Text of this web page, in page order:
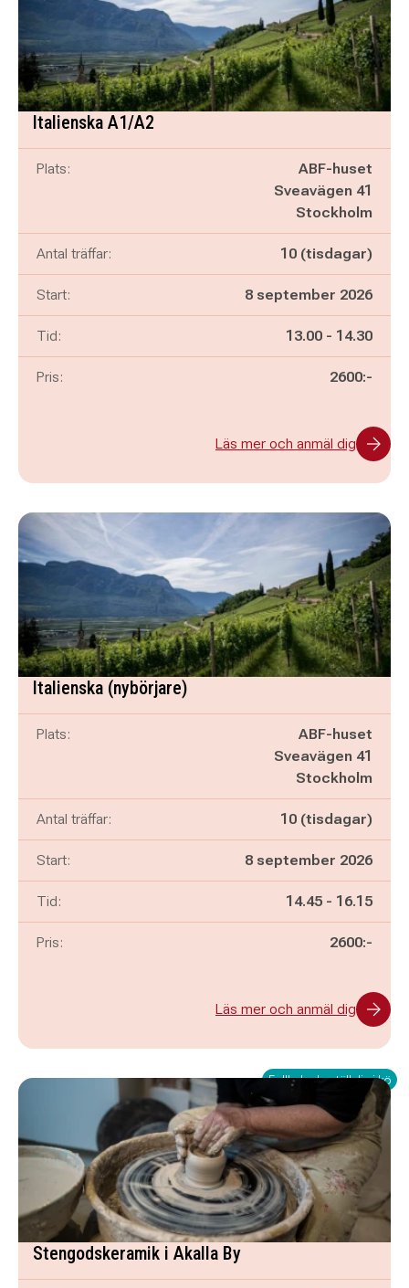
Italienska A1/A2
Plats:
ABF-huset
Sveavägen 41
Stockholm
Antal träffar: 10 (tisdagar)
Start: 8 september 2026
Tid: Pågår mellan
13.00 - och
14.30
Pris: 2600:-
Läs mer och anmäl dig
Italienska (nybörjare)
Plats:
ABF-huset
Sveavägen 41
Stockholm
Antal träffar: 10 (tisdagar)
Start: 8 september 2026
Tid: Pågår mellan
14.45 - och
16.15
Pris: 2600:-
Läs mer och anmäl dig
Fullbokad - ställ dig i kö
Stengodskeramik i Akalla By